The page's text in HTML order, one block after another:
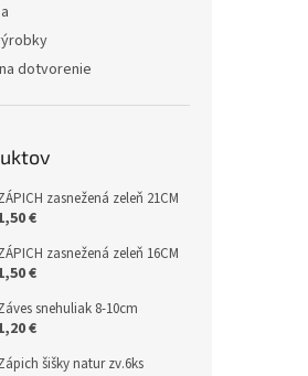
dotvorenie
zasnežená zeleň 21CM
€
zasnežená zeleň 16CM
€
snehuliak 8-10cm
€
šišky natur zv.6ks